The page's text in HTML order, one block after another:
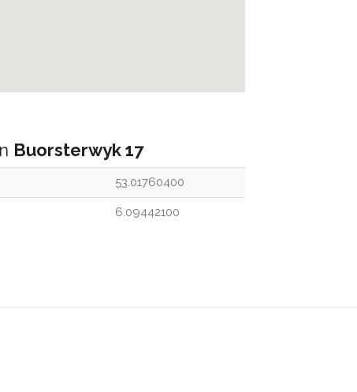
Buorsterwyk 17
53.01760400
6.09442100